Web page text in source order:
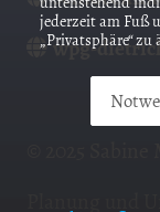
wpg-
© 2025
Planung und
jederzeit am Fuß
„Privatsphäre“